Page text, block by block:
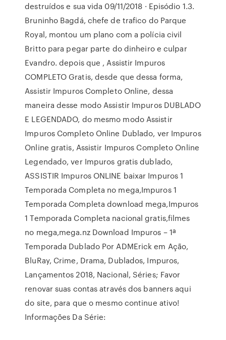
destruídos e sua vida 09/11/2018 · Episódio 1.3.
Bruninho Bagdá, chefe de trafico do Parque
Royal, montou um plano com a polícia civil
Britto para pegar parte do dinheiro e culpar
Evandro. depois que , Assistir Impuros
COMPLETO Gratis, desde que dessa forma,
Assistir Impuros Completo Online, dessa
maneira desse modo Assistir Impuros DUBLADO
E LEGENDADO, do mesmo modo Assistir
Impuros Completo Online Dublado, ver Impuros
Online gratis, Assistir Impuros Completo Online
Legendado, ver Impuros gratis dublado,
ASSISTIR Impuros ONLINE baixar Impuros 1
Temporada Completa no mega,Impuros 1
Temporada Completa download mega,Impuros
1 Temporada Completa nacional gratis,filmes
no mega,mega.nz Download Impuros – 1ª
Temporada Dublado Por ADMErick em Ação,
BluRay, Crime, Drama, Dublados, Impuros,
Lançamentos 2018, Nacional, Séries; Favor
renovar suas contas através dos banners aqui
do site, para que o mesmo continue ativo!
Informações Da Série: